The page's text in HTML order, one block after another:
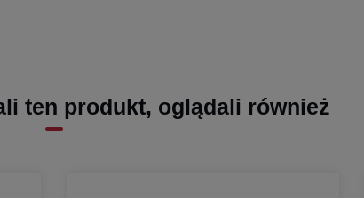
ten produkt, oglądali również